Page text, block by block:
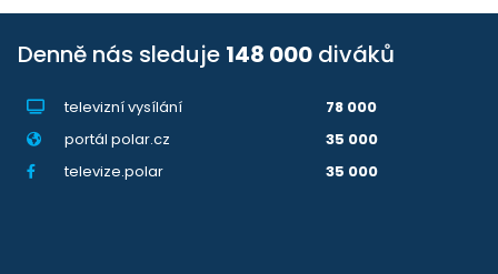
Denně nás sleduje 148 000 diváků
televizní vysílání
78 000
portál polar.cz
35 000
televize.polar
35 000